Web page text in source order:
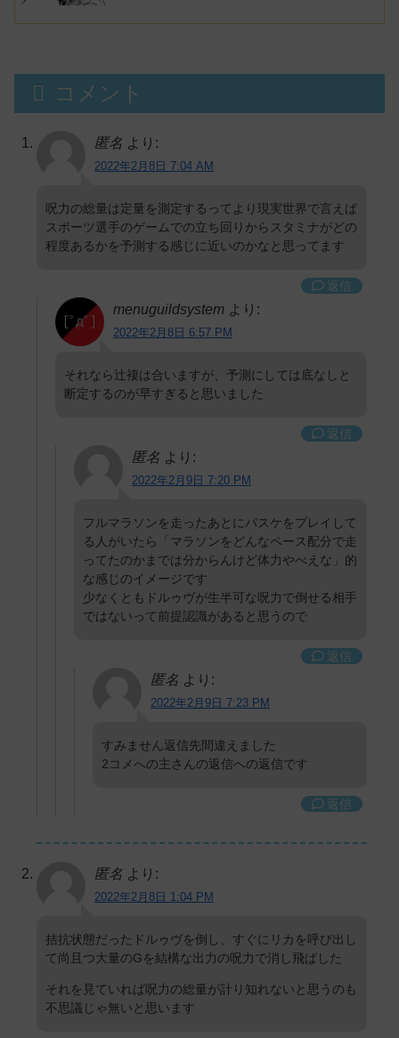
想】
コメント
匿名 より:
2022年2月8日 7:04 AM
呪力の総量は定量を測定するってより現実世界で言えば
スポーツ選手のゲームでの立ち回りからスタミナがどの
程度あるかを予測する感じに近いのかなと思ってます
返信
menuguildsystem より:
2022年2月8日 6:57 PM
それなら辻褄は合いますが、予測にしては底なしと
断定するのが早すぎると思いました
返信
匿名 より:
2022年2月9日 7:20 PM
フルマラソンを走ったあとにバスケをプレイして
る人がいたら「マラソンをどんなペース配分で走
ってたのかまでは分からんけど体力やべえな」的
な感じのイメージです
少なくともドルゥヴが生半可な呪力で倒せる相手
ではないって前提認識があると思うので
返信
匿名 より:
2022年2月9日 7:23 PM
すみません返信先間違えました
2コメへの主さんの返信への返信です
返信
匿名 より:
2022年2月8日 1:04 PM
拮抗状態だったドルゥヴを倒し、すぐにリカを呼び出し
て尚且つ大量のGを結構な出力の呪力で消し飛ばした
それを見ていれば呪力の総量が計り知れないと思うのも
不思議じゃ無いと思います